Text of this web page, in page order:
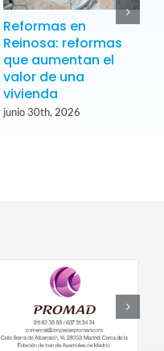
Reformas en
Reinosa: reformas
que aumentan el
valor de una
vivienda
junio 30th, 2026